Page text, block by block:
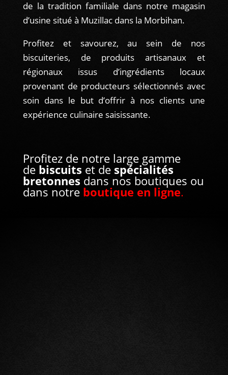
de la tradition familiale dans notre magasin
d’usine situé à Muzillac dans la Morbihan.
Profitez et savourez, au sein de nos
biscuiteries, de produits artisanaux et
régionaux issus d’ingrédients locaux
provenant de producteurs sélectionnés avec
soin dans le but d’offrir à nos clients une
expérience culinaire saisissante.
Profitez de notre large gamme
de biscuits et de spécialités
bretonnes dans nos boutiques ou
dans notre boutique en ligne.